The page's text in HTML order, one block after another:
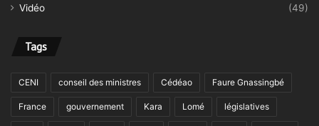
Vidéo
(49)
Tags
CENI conseil des ministres Cédéao Faure Gnassingbé
France gouvernement Kara Lomé législatives